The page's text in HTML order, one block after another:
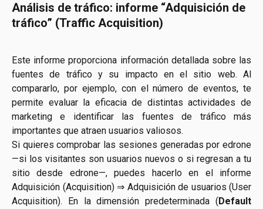
Análisis de tráfico: informe “Adquisición de
tráfico” (Traffic Acquisition)
Este informe proporciona información detallada sobre las
fuentes de tráfico y su impacto en el sitio web. Al
compararlo, por ejemplo, con el número de eventos, te
permite evaluar la eficacia de distintas actividades de
marketing e identificar las fuentes de tráfico más
importantes que atraen usuarios valiosos.
Si quieres comprobar las sesiones generadas por edrone
—si los visitantes son usuarios nuevos o si regresan a tu
sitio desde edrone—, puedes hacerlo en el informe
Adquisición (Acquisition) ⇒ Adquisición de usuarios (User
Acquisition). En la dimensión predeterminada (Default